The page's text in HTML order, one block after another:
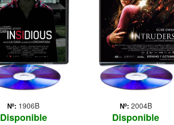
Nº: 1906B
Disponible
Nº: 2004B
Disponible